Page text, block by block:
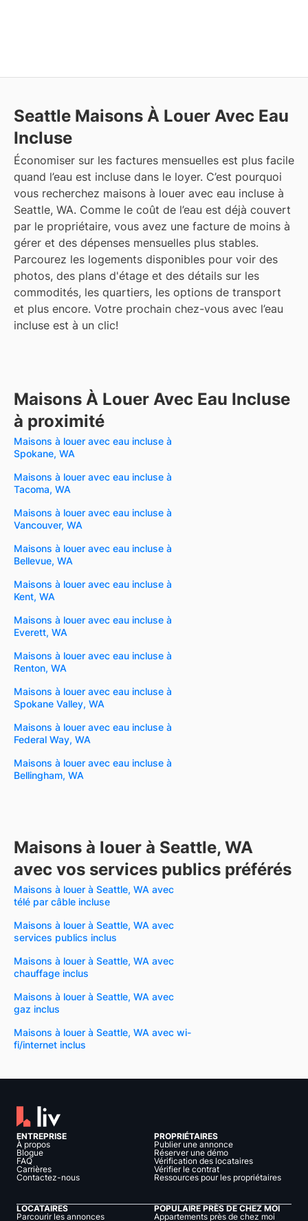
Seattle Maisons À Louer Avec Eau
Incluse
Économiser sur les factures mensuelles est plus facile
quand l’eau est incluse dans le loyer. C’est pourquoi
vous recherchez maisons à louer avec eau incluse à
Seattle, WA. Comme le coût de l’eau est déjà couvert
par le propriétaire, vous avez une facture de moins à
gérer et des dépenses mensuelles plus stables.
Parcourez les logements disponibles pour voir des
photos, des plans d'étage et des détails sur les
commodités, les quartiers, les options de transport
et plus encore. Votre prochain chez-vous avec l’eau
incluse est à un clic!
Maisons À Louer Avec Eau Incluse
à proximité
Maisons à louer avec eau incluse à
Spokane, WA
Maisons à louer avec eau incluse à
Tacoma, WA
Maisons à louer avec eau incluse à
Vancouver, WA
Maisons à louer avec eau incluse à
Bellevue, WA
Maisons à louer avec eau incluse à
Kent, WA
Maisons à louer avec eau incluse à
Everett, WA
Maisons à louer avec eau incluse à
Renton, WA
Maisons à louer avec eau incluse à
Spokane Valley, WA
Maisons à louer avec eau incluse à
Federal Way, WA
Maisons à louer avec eau incluse à
Bellingham, WA
Maisons à louer à Seattle, WA
avec vos services publics préférés
Maisons à louer à Seattle, WA avec
télé par câble incluse
Maisons à louer à Seattle, WA avec
services publics inclus
Maisons à louer à Seattle, WA avec
chauffage inclus
Maisons à louer à Seattle, WA avec
gaz inclus
Maisons à louer à Seattle, WA avec wi-
fi/internet inclus
ENTREPRISE
À propos
Blogue
FAQ
Carrières
Contactez-nous
PROPRIÉTAIRES
Publier une annonce
Réserver une démo
Vérification des locataires
Vérifier le contrat
Ressources pour les propriétaires
LOCATAIRES
Parcourir les annonces
POPULAIRE PRÈS DE CHEZ MOI
Appartements près de chez moi